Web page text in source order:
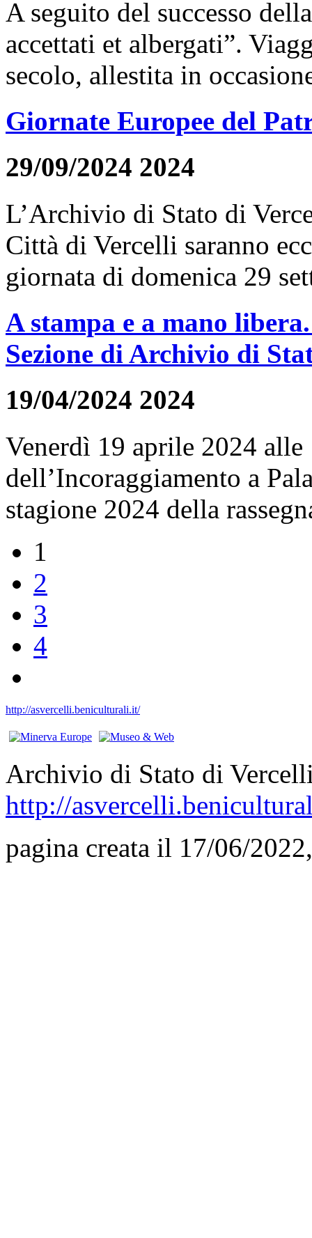
A seguito del successo
accettati et albergati”.
secolo, allestita in
Giornate Europee del
29/09/2024 2024
L’Archivio di Stato di
Città di Vercelli saranno
giornata di domenica 29
A stampa e a mano
Sezione di Archivio di
19/04/2024 2024
Venerdì 19 aprile 2024
dell’Incoraggiamento a
stagione 2024 della
1
2
3
4
http://asvercelli.beniculturali.it/
Archivio di Stato di
http://
pagina creata il 17/06/